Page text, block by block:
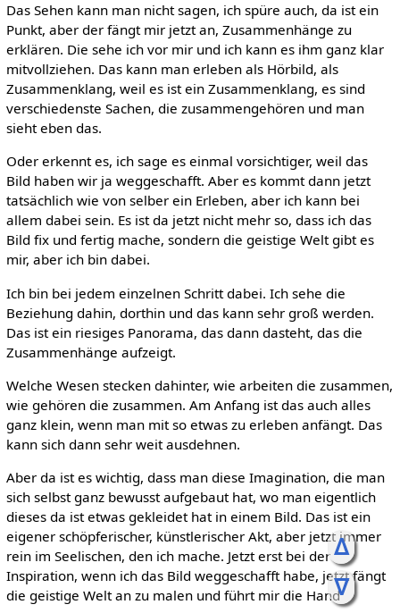
ᐃ
ᐁ
Das Sehen kann man nicht sagen, ich spüre auch, da ist ein
Punkt, aber der fängt mir jetzt an, Zusammenhänge zu
erklären. Die sehe ich vor mir und ich kann es ihm ganz klar
mitvollziehen. Das kann man erleben als Hörbild, als
Zusammenklang, weil es ist ein Zusammenklang, es sind
verschiedenste Sachen, die zusammengehören und man
sieht eben das.
Oder erkennt es, ich sage es einmal vorsichtiger, weil das
Bild haben wir ja weggeschafft. Aber es kommt dann jetzt
tatsächlich wie von selber ein Erleben, aber ich kann bei
allem dabei sein. Es ist da jetzt nicht mehr so, dass ich das
Bild fix und fertig mache, sondern die geistige Welt gibt es
mir, aber ich bin dabei.
Ich bin bei jedem einzelnen Schritt dabei. Ich sehe die
Beziehung dahin, dorthin und das kann sehr groß werden.
Das ist ein riesiges Panorama, das dann dasteht, das die
Zusammenhänge aufzeigt.
Welche Wesen stecken dahinter, wie arbeiten die zusammen,
wie gehören die zusammen. Am Anfang ist das auch alles
ganz klein, wenn man mit so etwas zu erleben anfängt. Das
kann sich dann sehr weit ausdehnen.
Aber da ist es wichtig, dass man diese Imagination, die man
sich selbst ganz bewusst aufgebaut hat, wo man eigentlich
dieses da ist etwas gekleidet hat in einem Bild. Das ist ein
eigener schöpferischer, künstlerischer Akt, aber jetzt immer
rein im Seelischen, den ich mache. Jetzt erst bei der
Inspiration, wenn ich das Bild weggeschafft habe, jetzt fängt
die geistige Welt an zu malen und führt mir die Hand